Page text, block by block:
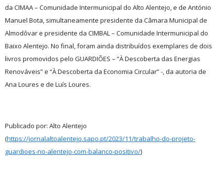
da CIMAA – Comunidade Intermunicipal do Alto Alentejo, e de António
Manuel Bota, simultaneamente presidente da Câmara Municipal de
Almodôvar e presidente da CIMBAL – Comunidade Intermunicipal do
Baixo Alentejo. No final, foram ainda distribuídos exemplares de dois
livros promovidos pelo GUARDIÕES – “À Descoberta das Energias
Renováveis” e “À Descoberta da Economia Circular” -, da autoria de
Ana Loures e de Luís Loures.
Publicado por: Alto Alentejo
(https://jornalaltoalentejo.sapo.pt/2023/11/trabalho-do-projeto-
guardioes-no-alentejo-com-balanco-positivo/)